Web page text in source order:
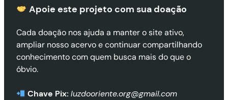
Apoie este projeto com sua doação
Cada doação nos ajuda a manter o site ativo,
ampliar nosso acervo e continuar compartilhando
conhecimento com quem busca mais do que o
óbvio.
Chave Pix: luzdooriente.org@gmail.com